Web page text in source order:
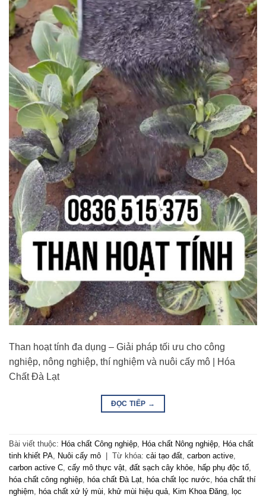
Than hoạt tính đa dụng – Giải pháp tối ưu cho công
nghiệp, nông nghiệp, thí nghiệm và nuôi cấy mô | Hóa
Chất Đà Lạt
ĐỌC TIẾP →
Bài viết thuộc: Hóa chất Công nghiệp, Hóa chất Nông nghiệp, Hóa chất
tinh khiết PA, Nuôi cấy mô Từ khóa: cải tạo đất, carbon active,
carbon active C, cấy mô thực vật, đất sạch cây khỏe, hấp phụ độc tố,
hóa chất công nghiệp, hóa chất Đà Lạt, hóa chất lọc nước, hóa chất thí
nghiệm, hóa chất xử lý mùi, khử mùi hiệu quả, Kim Khoa Đăng, lọc